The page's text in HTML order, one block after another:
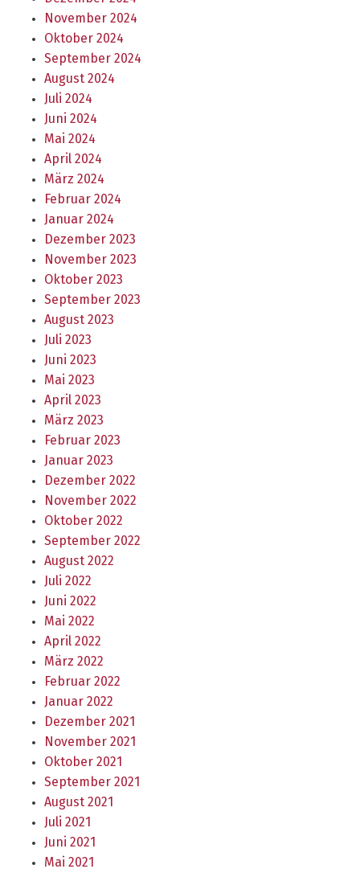
November 2024
Oktober 2024
September 2024
August 2024
Juli 2024
Juni 2024
Mai 2024
April 2024
März 2024
Februar 2024
Januar 2024
Dezember 2023
November 2023
Oktober 2023
September 2023
August 2023
Juli 2023
Juni 2023
Mai 2023
April 2023
März 2023
Februar 2023
Januar 2023
Dezember 2022
November 2022
Oktober 2022
September 2022
August 2022
Juli 2022
Juni 2022
Mai 2022
April 2022
März 2022
Februar 2022
Januar 2022
Dezember 2021
November 2021
Oktober 2021
September 2021
August 2021
Juli 2021
Juni 2021
Mai 2021